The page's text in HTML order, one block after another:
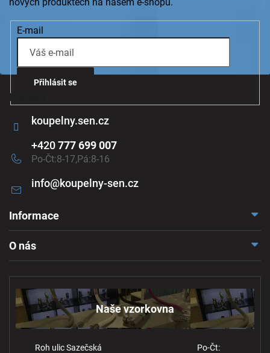
Kontakt
info@koupelny-sen.cz
+420777 699 007
Po-Čt:8-17,Pá:8-16
koupelny.sen.cz
Informace
Ochrana osobních údajů
O nás
Naše vzorkovna
Roh ulic Sazečská
Po-Čt:
E-mail
Přihlásit se